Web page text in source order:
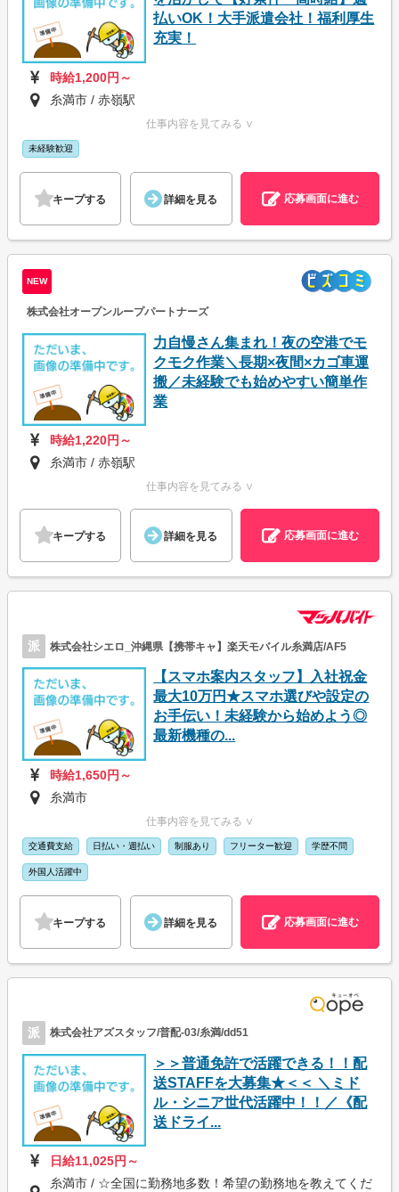
払いOK！大手派遣会社！福利厚生
充実！
時給1,200円～
糸満市 / 赤嶺駅
仕事内容を見てみる ∨
未経験歓迎
キープする 詳細を見る 応募画面に進む
NEW
株式会社オープンループパートナーズ
力自慢さん集まれ！夜の空港でモ
クモク作業＼長期×夜間×カゴ車運
搬／未経験でも始めやすい簡単作
業
時給1,220円～
糸満市 / 赤嶺駅
仕事内容を見てみる ∨
キープする 詳細を見る 応募画面に進む
派 株式会社シエロ_沖縄県【携帯キャ】楽天モバイル糸満店/AF5
【スマホ案内スタッフ】入社祝金
最大10万円★スマホ選びや設定の
お手伝い！未経験から始めよう◎
最新機種の...
時給1,650円～
糸満市
仕事内容を見てみる ∨
交通費支給 日払い・週払い 制服あり フリーター歓迎 学歴不問
外国人活躍中
キープする 詳細を見る 応募画面に進む
派 株式会社アズスタッフ/普配-03/糸満/dd51
＞＞普通免許で活躍できる！！配
送STAFFを大募集★＜＜ ＼ミド
ル・シニア世代活躍中！！／《配
送ドライ...
日給11,025円～
糸満市 / ☆全国に勤務地多数！希望の勤務地を教えてくだ